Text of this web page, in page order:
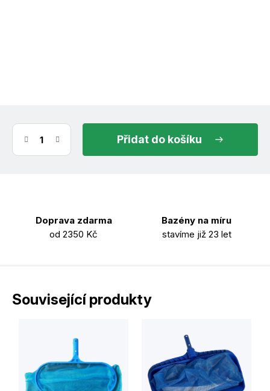
do košíku
Doprava zdarma
od 2350 Kč
Bazény na míru
stavíme již 23 let
Související produkty